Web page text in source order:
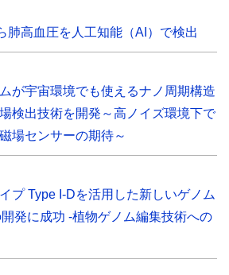
肺高血圧を人工知能（AI）で検出
が宇宙環境でも使えるナノ周期構造
検出技術を開発～高ノイズ環境下で
場センサーの期待～
プ Type I-Dを活用した新しいゲノム
開発に成功 -植物ゲノム編集技術への